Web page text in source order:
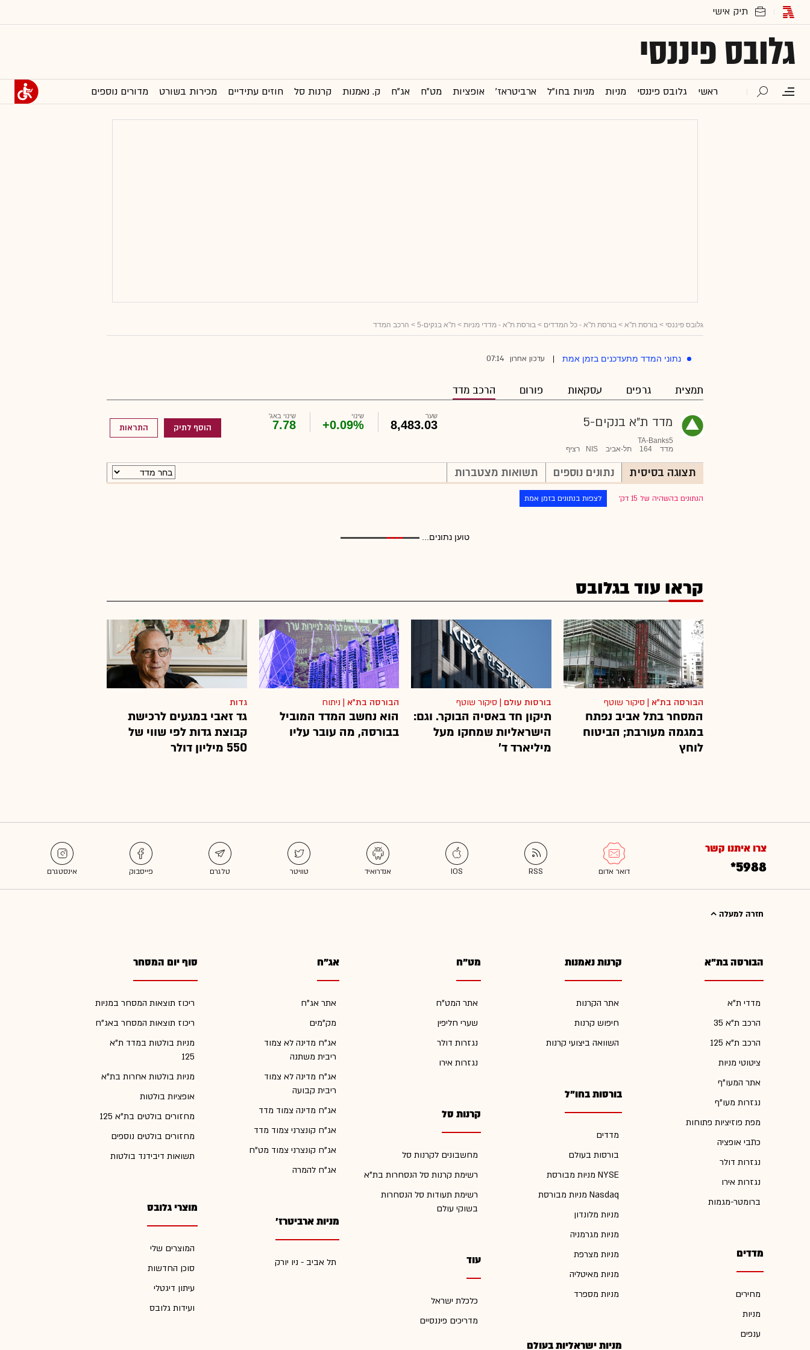
גלובס פיננסי
ראשי גלובס פיננסי מניות מניות בחו"ל ארביטראז' אופציות מט"ח אג"ח ק. נאמנות קרנות סל חוזים עתידיים מכירות בשורט מדורים נוספים
גלובס פיננסי > בורסת ת"א > בורסת ת"א - כל המדדים > בורסת ת"א - מדדי מניות > ת"א בנקים-5 > הרכב המדד
נתוני המדד מתעדכנים בזמן אמת | עדכון אחרון 07:14
תמצית גרפים עסקאות פורום הרכב מדד
מדד ת"א בנקים-5
TA-Banks5
מדד
164 תל-אביב NIS רציף
שער
8,483.03
שינוי
+0.09%
שינוי באג'
7.78 הוסף לתיק התראות
תצוגה בסיסית נתונים נוספים תשואות מצטברות
הנתונים בהשהיה של 15 דק׳ לצפות בנתונים בזמן אמת
טוען נתונים...
קראו עוד בגלובס
הבורסה בת"א | סיקור שוטף
המסחר בתל אביב נפתח
במגמה מעורבת; הביטוח
לוחץ
בורסות עולם | סיקור שוטף
תיקון חד באסיה הבוקר. וגם:
הישראליות שמחקו מעל
מיליארד ד'
הבורסה בת"א | ניתוח
הוא נחשב המדד המוביל
בבורסה, מה עובר עליו
גדות
גד זאבי במגעים לרכישת
קבוצת גדות לפי שווי של
550 מיליון דולר
צרו איתנו קשר
*5988
חזרה למעלה
הבורסה בת"א
מדדי ת"א
הרכב ת"א 35
הרכב ת"א 125
ציטוטי מניות
אתר המעו"ף
נגזרות מעו"ף
מפת פוזיציות פתוחות
כתבי אופציה
נגזרות דולר
נגזרות אירו
ברומטר-מגמות
מדדים
מחירים
מניות
ענפים
קרנות נאמנות
אתר הקרנות
חיפוש קרנות
השוואה ביצועי קרנות
בורסות בחו"ל
מדדים
בורסות בעולם
מניות מבורסת NYSE
מניות מבורסת Nasdaq
מניות מלונדון
מניות מגרמניה
מניות מצרפת
מניות מאיטליה
מניות מספרד
מניות ישראליות בעולם
מט"ח
אתר המט"ח
שערי חליפין
נגזרות דולר
נגזרות אירו
קרנות סל
מחשבונים לקרנות סל
רשימת קרנות סל הנסחרות בת"א
רשימת תעודות סל הנסחרות
בשוקי עולם
עוד
כלכלת ישראל
מדריכים פיננסיים
אג"ח
אתר אג"ח
מק"מים
אג"ח מדינה לא צמוד
ריבית משתנה
אג"ח מדינה לא צמוד
ריבית קבועה
אג"ח מדינה צמוד מדד
אג"ח קונצרני צמוד מדד
אג"ח קונצרני צמוד מט"ח
אג"ח להמרה
מניות ארביטרז'
תל אביב - ניו יורק
סוף יום המסחר
ריכוז תוצאות המסחר במניות
ריכוז תוצאות המסחר באג"ח
מניות בולטות במדד ת"א
125
מניות בולטות אחרות בת"א
אופציות בולטות
מחזורים בולטים בת"א 125
מחזורים בולטים נוספים
תשואות דיבידנד בולטות
מוצרי גלובס
המוצרים שלי
סוכן החדשות
עיתון דיגטלי
ועידות גלובס